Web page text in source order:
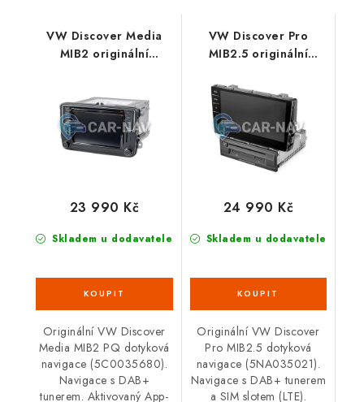
VW Discover Media
MIB2 originální
Skladem u dodavatele
23 990 Kč
Originální VW Discover
Media MIB2 PQ dotyková
navigace (5C0035680).
Navigace s DAB+
tunerem. Aktivovaný App-
VW Discover Pro
MIB2.5 originální
Skladem u dodavatele
24 990 Kč
Originální VW Discover
Pro MIB2.5 dotyková
navigace (5NA035021).
Navigace s DAB+ tunerem
a SIM slotem (LTE).